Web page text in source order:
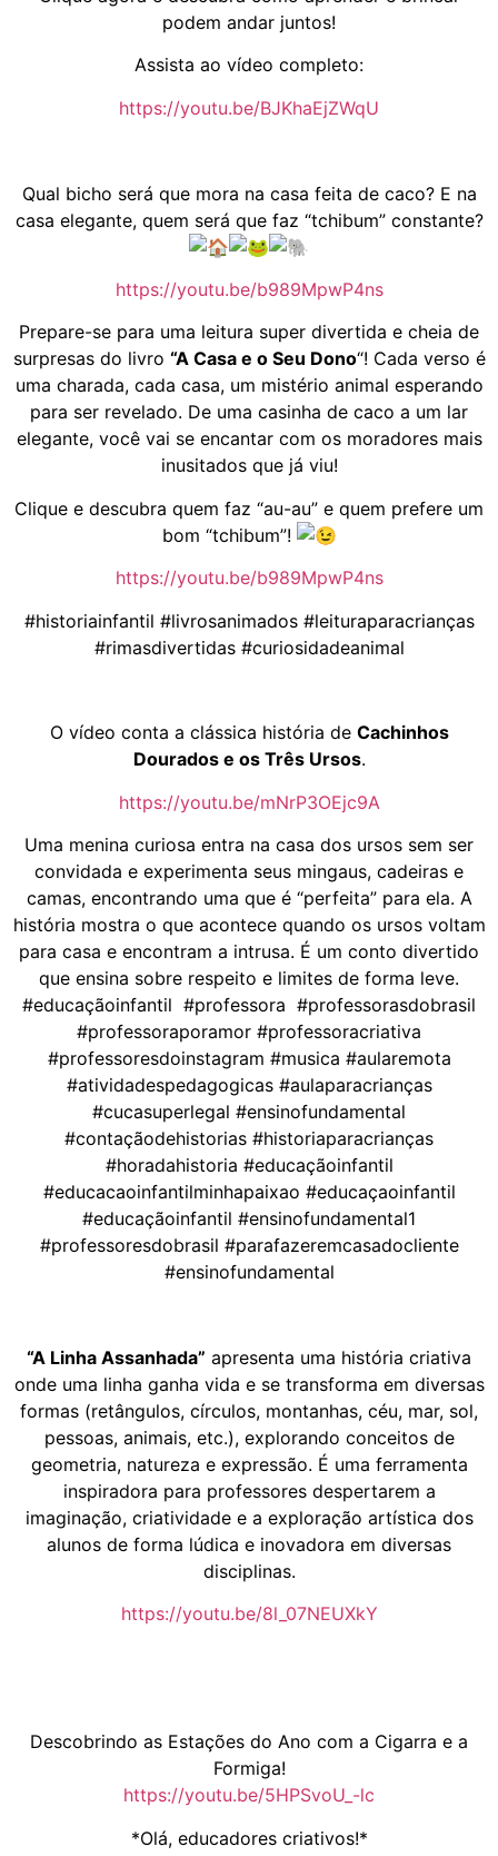
podem andar juntos!
Assista ao vídeo completo:
https://youtu.be/BJKhaEjZWqU
Qual bicho será que mora na casa feita de caco? E na
casa elegante, quem será que faz “tchibum” constante?
https://youtu.be/b989MpwP4ns
Prepare-se para uma leitura super divertida e cheia de
surpresas do livro “A Casa e o Seu Dono“! Cada verso é
uma charada, cada casa, um mistério animal esperando
para ser revelado. De uma casinha de caco a um lar
elegante, você vai se encantar com os moradores mais
inusitados que já viu!
Clique e descubra quem faz “au-au” e quem prefere um
bom “tchibum”!
https://youtu.be/b989MpwP4ns
#historiainfantil #livrosanimados #leituraparacrianças
#rimasdivertidas #curiosidadeanimal
O vídeo conta a clássica história de Cachinhos
Dourados e os Três Ursos.
https://youtu.be/mNrP3OEjc9A
Uma menina curiosa entra na casa dos ursos sem ser
convidada e experimenta seus mingaus, cadeiras e
camas, encontrando uma que é “perfeita” para ela. A
história mostra o que acontece quando os ursos voltam
para casa e encontram a intrusa. É um conto divertido
que ensina sobre respeito e limites de forma leve.
#educaçãoinfantil #professora #professorasdobrasil
#professoraporamor #professoracriativa
#professoresdoinstagram #musica #aularemota
#atividadespedagogicas #aulaparacrianças
#cucasuperlegal #ensinofundamental
#contaçãodehistorias #historiaparacrianças
#horadahistoria #educaçãoinfantil
#educacaoinfantilminhapaixao #educaçaoinfantil
#educaçãoinfantil #ensinofundamental1
#professoresdobrasil #parafazeremcasadocliente
#ensinofundamental
“A Linha Assanhada” apresenta uma história criativa
onde uma linha ganha vida e se transforma em diversas
formas (retângulos, círculos, montanhas, céu, mar, sol,
pessoas, animais, etc.), explorando conceitos de
geometria, natureza e expressão. É uma ferramenta
inspiradora para professores despertarem a
imaginação, criatividade e a exploração artística dos
alunos de forma lúdica e inovadora em diversas
disciplinas.
https://youtu.be/8l_07NEUXkY
Descobrindo as Estações do Ano com a Cigarra e a
Formiga!
https://youtu.be/5HPSvoU_-lc
*Olá, educadores criativos!*